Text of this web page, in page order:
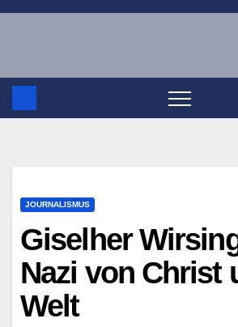
Zum
JOURNALISMUS
Giselher
Nazi von Christ
Welt